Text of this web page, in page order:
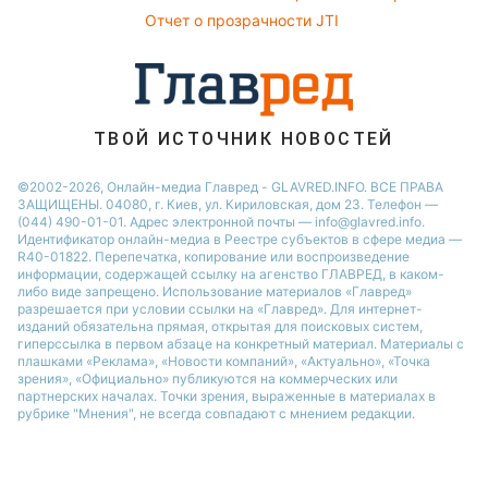
Новости Ровно
Ольга Сумская
Праздничное меню
Отчет о прозрачности JTI
ТВОЙ ИСТОЧНИК НОВОСТЕЙ
©2002-2026, Онлайн-медиа Главред - GLAVRED.INFO. ВСЕ ПРАВА
ЗАЩИЩЕНЫ. 04080, г. Киев, ул. Кириловская, дом 23. Телефон —
(044) 490-01-01. Адрес электронной почты — info@glavred.info.
Идентификатор онлайн-медиа в Реестре cубъектов в сфере медиа —
R40-01822. Перепечатка, копирование или воспроизведение
информации, содержащей ссылку на агенство ГЛАВРЕД, в каком-
либо виде запрещено. Использование материалов «Главред»
разрешается при условии ссылки на «Главред». Для интернет-
изданий обязательна прямая, открытая для поисковых систем,
гиперссылка в первом абзаце на конкретный материал. Материалы с
плашками «Реклама», «Новости компаний», «Актуально», «Точка
зрения», «Официально» публикуются на коммерческих или
партнерских началах. Точки зрения, выраженные в материалах в
рубрике "Мнения", не всегда совпадают с мнением редакции.